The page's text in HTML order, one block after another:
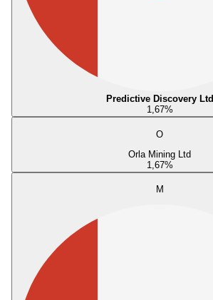
Predictive Discovery Ltd
1,67%
O
Orla Mining Ltd
1,67%
M